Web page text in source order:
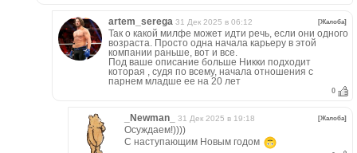
artem_serega 31 Дек 2025 в 06:12 [Жалоба]
Так о какой милфе может идти речь, если они одного
возраста. Просто одна начала карьеру в этой
компании раньше, вот и все.
Под ваше описание больше Никки подходит
которая , судя по всему, начала отношения с
парнем младше ее на 20 лет
0
_Newman_ 31 Дек 2025 в 19:18 [Жалоба]
Осуждаем!))))
С наступающим Новым годом